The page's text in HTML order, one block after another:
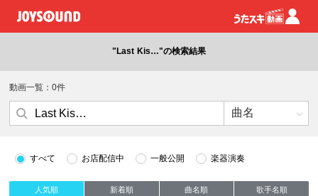
"Last Kis…"の検索結果
動画一覧：0件
すべて お店配信中 一般公開 楽器演奏
人気順 新着順 曲名順 歌手名順